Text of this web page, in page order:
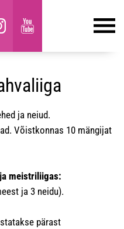
ja neiud.
Võistkonnas 10 mängijat
meistriliigas:
ja 3 neidu).
pärast